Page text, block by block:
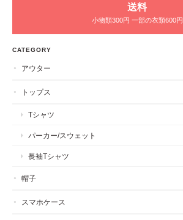
送料
小物類300円 一部の衣類600円
CATEGORY
アウター
トップス
Tシャツ
パーカー/スウェット
長袖Tシャツ
帽子
スマホケース